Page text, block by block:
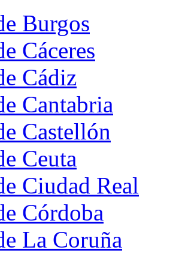
Burgos
Cáceres
Cádiz
Cantabria
Castellón
Ceuta
Ciudad Real
Córdoba
La Coruña